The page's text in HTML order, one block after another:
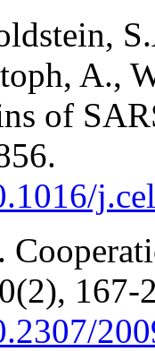
A.,
of
167-